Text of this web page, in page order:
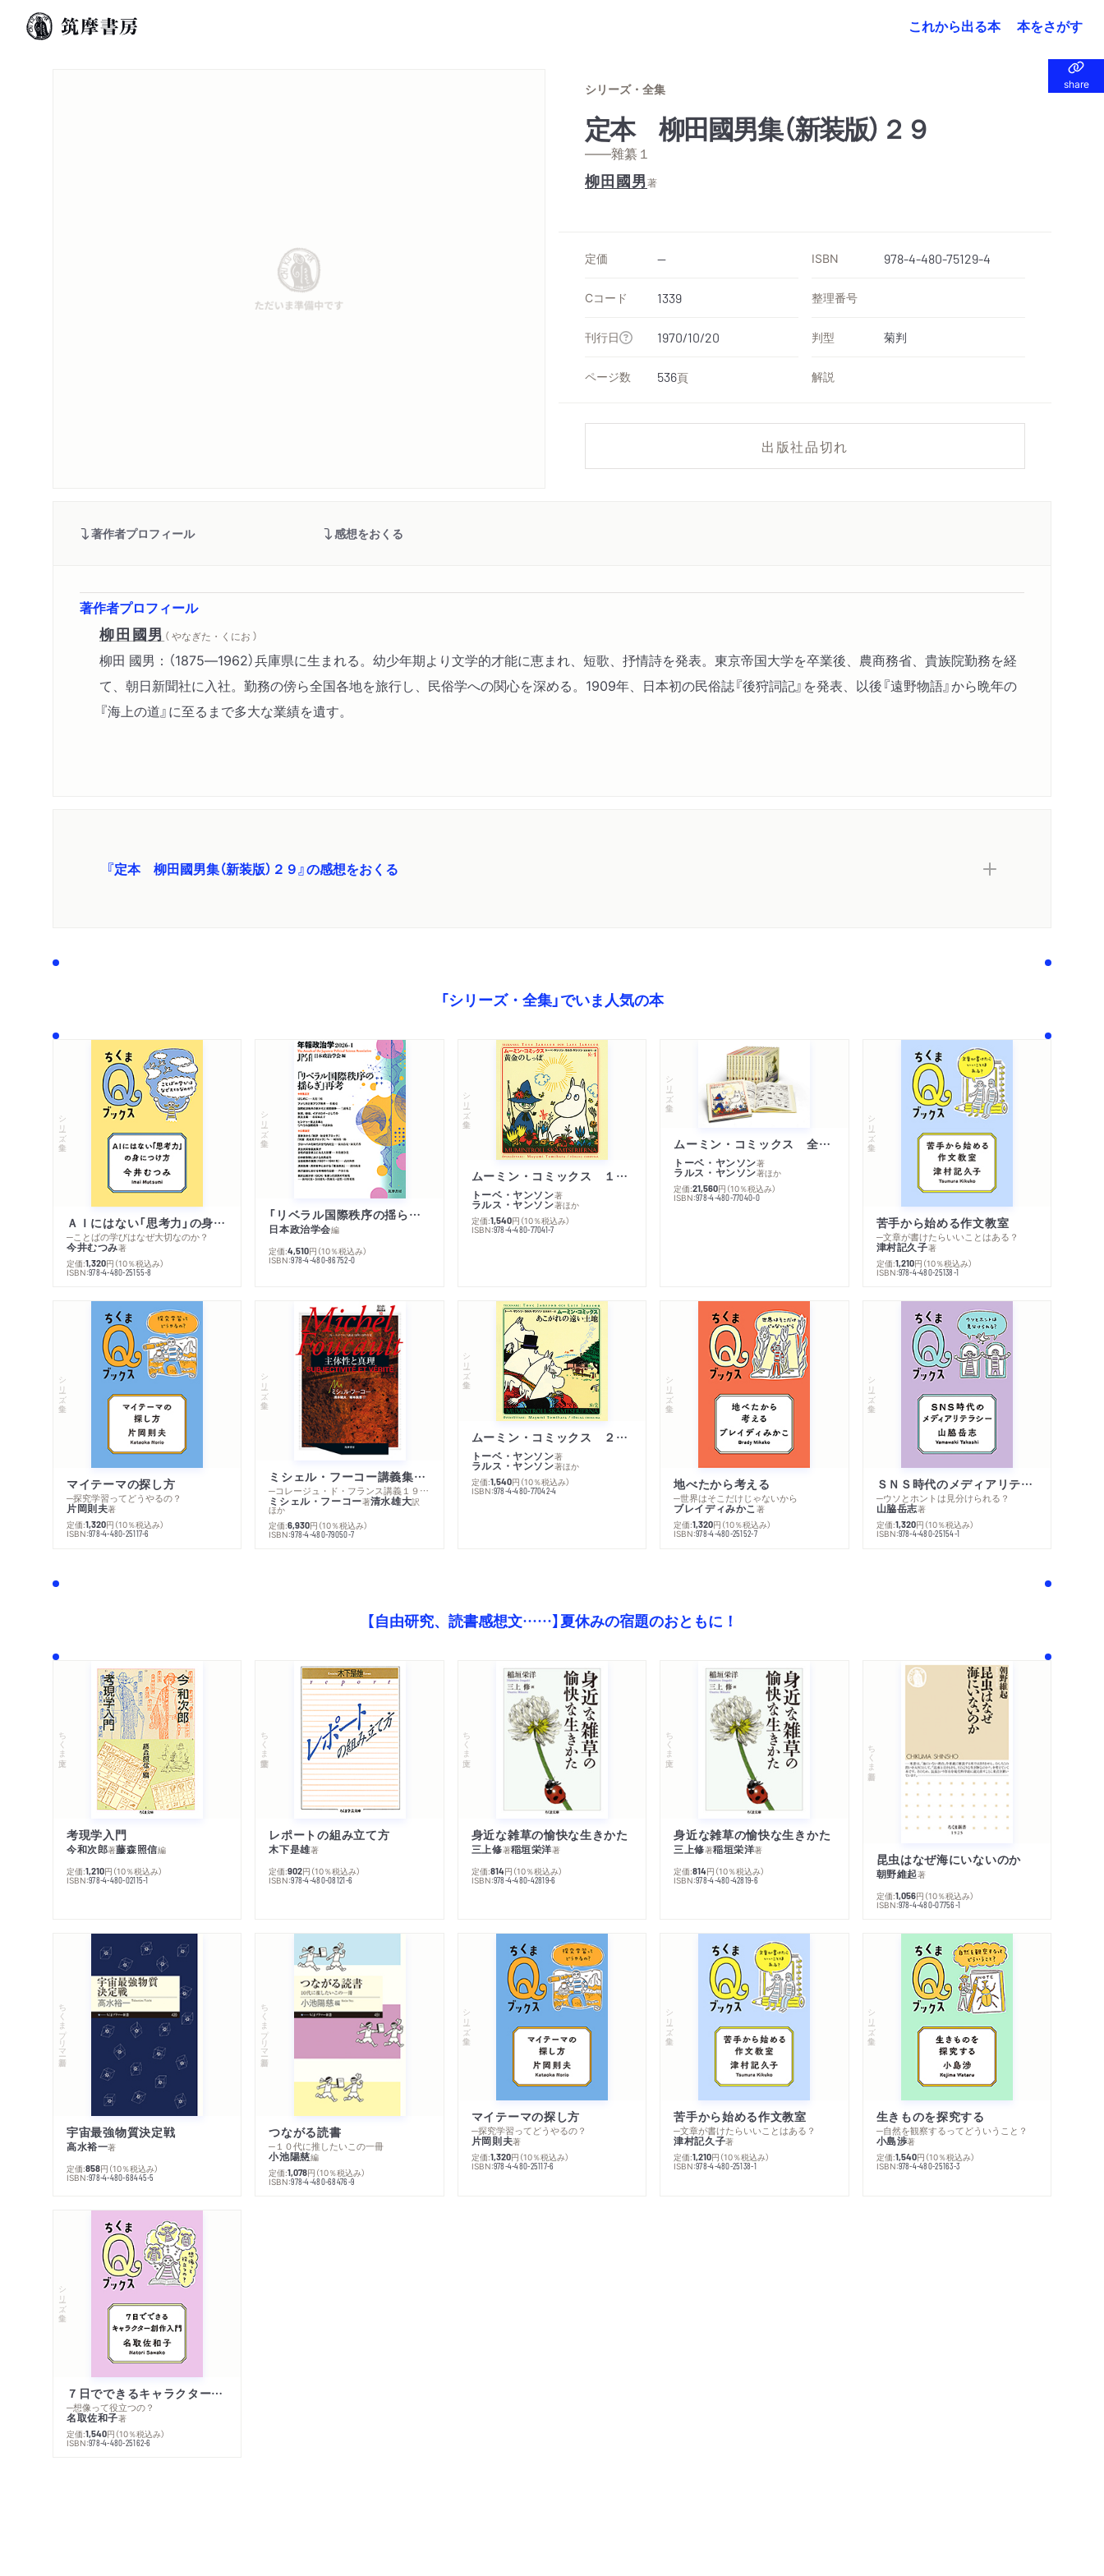
これから出る本 本をさがす
share
share
シリーズ・全集
定本 柳田國男集（新装版）２９
——雜纂１
柳田國男著
定価 -- ISBN 978-4-480-75129-4
Cコード 1339 整理番号
刊行日 1970/10/20 判型 菊判
ページ数 536頁 解説
出版社品切れ
著作者プロフィール 感想をおくる
著作者プロフィール
柳田國男 （ やなぎた・くにお ）
柳田 國男：（1875―1962）兵庫県に生まれる。幼少年期より文学的才能に恵まれ、短歌、抒情詩を発表。東京帝国大学を卒業後、農商務省、貴族院勤務を経
て、朝日新聞社に入社。勤務の傍ら全国各地を旅行し、民俗学への関心を深める。1909年、日本初の民俗誌『後狩詞記』を発表、以後『遠野物語』から晩年の
『海上の道』に至るまで多大な業績を遺す。
『定本 柳田國男集（新装版）２９』の感想をおくる
「シリーズ・全集」でいま人気の本
シリーズ・全集
ＡＩにはない「思考力」の身につけ方
─ことばの学びはなぜ大切なのか？
今井むつみ著
定価:1,320円 （10％税込み）
ISBN:978-4-480-25155-8
シリーズ・全集
「リベラル国際秩序の揺らぎ」再考 年報政治学２０２６‐Ⅰ
日本政治学会編
定価:4,510円 （10％税込み）
ISBN:978-4-480-86752-0
シリーズ・全集
ムーミン・コミックス １ 黄金のしっぽ
トーベ・ヤンソン著
ラルス・ヤンソン著ほか
定価:1,540円 （10％税込み）
ISBN:978-4-480-77041-7
シリーズ・全集
ムーミン・コミックス 全１４巻セット
トーベ・ヤンソン著
ラルス・ヤンソン著ほか
定価:21,560円 （10％税込み）
ISBN:978-4-480-77040-0
シリーズ・全集
苦手から始める作文教室
─文章が書けたらいいことはある？
津村記久子著
定価:1,210円 （10％税込み）
ISBN:978-4-480-25138-1
シリーズ・全集
マイテーマの探し方
─探究学習ってどうやるの？
片岡則夫著
定価:1,320円 （10％税込み）
ISBN:978-4-480-25117-6
シリーズ・全集
ミシェル・フーコー講義集成１０ 主体性と真理
─コレージュ・ド・フランス講義１９８０－１９８１年度
ミシェル・フーコー著清水雄大訳
ほか
定価:6,930円 （10％税込み）
ISBN:978-4-480-79050-7
シリーズ・全集
ムーミン・コミックス ２ あこがれの遠い土地
トーベ・ヤンソン著
ラルス・ヤンソン著ほか
定価:1,540円 （10％税込み）
ISBN:978-4-480-77042-4
シリーズ・全集
地べたから考える
─世界はそこだけじゃないから
ブレイディみかこ著
定価:1,320円 （10％税込み）
ISBN:978-4-480-25152-7
シリーズ・全集
ＳＮＳ時代のメディアリテラシー
─ウソとホントは見分けられる？
山脇岳志著
定価:1,320円 （10％税込み）
ISBN:978-4-480-25154-1
【自由研究、読書感想文……】夏休みの宿題のおともに！
ちくま文庫
考現学入門
今和次郎著藤森照信編
定価:1,210円 （10％税込み）
ISBN:978-4-480-02115-1
ちくま学芸文庫
レポートの組み立て方
木下是雄著
定価:902円 （10％税込み）
ISBN:978-4-480-08121-6
ちくま文庫
身近な雑草の愉快な生きかた
三上修著稲垣栄洋著
定価:814円 （10％税込み）
ISBN:978-4-480-42819-6
ちくま文庫
身近な雑草の愉快な生きかた
三上修著稲垣栄洋著
定価:814円 （10％税込み）
ISBN:978-4-480-42819-6
ちくま新書
昆虫はなぜ海にいないのか
朝野維起著
定価:1,056円 （10％税込み）
ISBN:978-4-480-07756-1
ちくまプリマー新書
宇宙最強物質決定戦
高水裕一著
定価:858円 （10％税込み）
ISBN:978-4-480-68445-5
ちくまプリマー新書
つながる読書
─１０代に推したいこの一冊
小池陽慈編
定価:1,078円 （10％税込み）
ISBN:978-4-480-68476-9
シリーズ・全集
マイテーマの探し方
─探究学習ってどうやるの？
片岡則夫著
定価:1,320円 （10％税込み）
ISBN:978-4-480-25117-6
シリーズ・全集
苦手から始める作文教室
─文章が書けたらいいことはある？
津村記久子著
定価:1,210円 （10％税込み）
ISBN:978-4-480-25138-1
シリーズ・全集
生きものを探究する
─自然を観察するってどういうこと？
小島渉著
定価:1,540円 （10％税込み）
ISBN:978-4-480-25163-3
シリーズ・全集
７日でできるキャラクター創作入門
─想像って役立つの？
名取佐和子著
定価:1,540円 （10％税込み）
ISBN:978-4-480-25162-6